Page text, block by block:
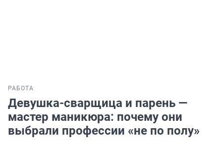
РАБОТА
Девушка-сварщица и парень —
мастер маникюра: почему они
выбрали профессии «не по полу»